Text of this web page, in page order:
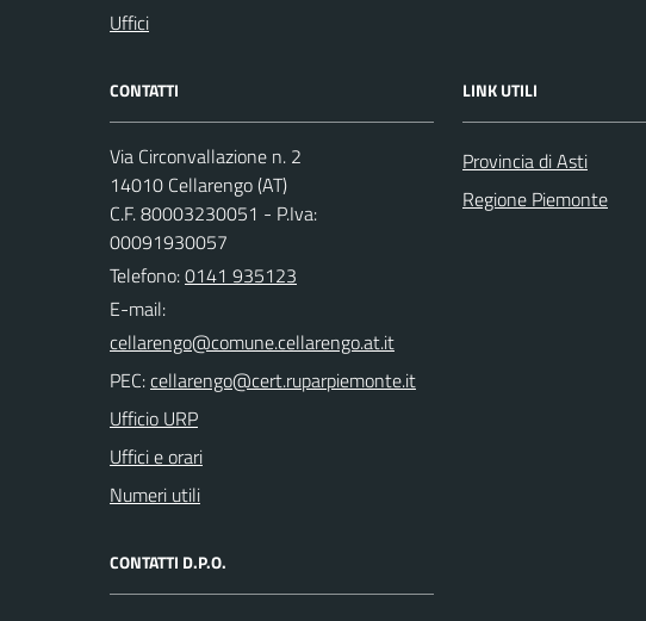
Uffici
CONTATTI
Via Circonvallazione n. 2
14010 Cellarengo (AT)
C.F. 80003230051 - P.Iva:
00091930057
Telefono:0141 935123
E-mail:
PEC:
Ufficio URP
Uffici e orari
Numeri utili
CONTATTI D.P.O.
LINK UTILI
Provincia di Asti
Regione Piemonte